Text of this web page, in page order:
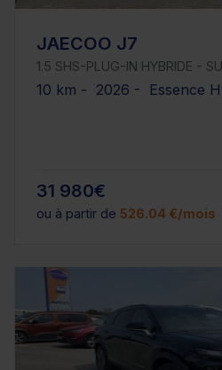
JAECOO J7
1.5 SHS-PLUG-IN HYBRIDE -
10 km - 2026 - Essence
31 980€
ou à partir de 526.04 €/mois